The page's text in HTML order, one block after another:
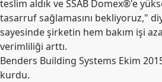
teslim aldık ve SSAB Domex®'e
tasarruf sağlamasını bekliyoruz,"
sayesinde şirketin hem bakım işi
verimliliği arttı.
Benders Building Systems Ekim
kurdu.